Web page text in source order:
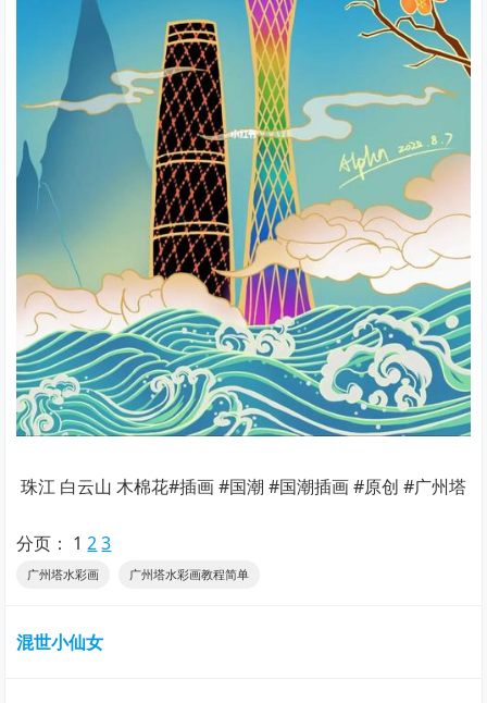
珠江 白云山 木棉花#插画 #国潮 #国潮插画 #原创 #广州塔
分页： 1 2 3
广州塔水彩画 广州塔水彩画教程简单
混世小仙女